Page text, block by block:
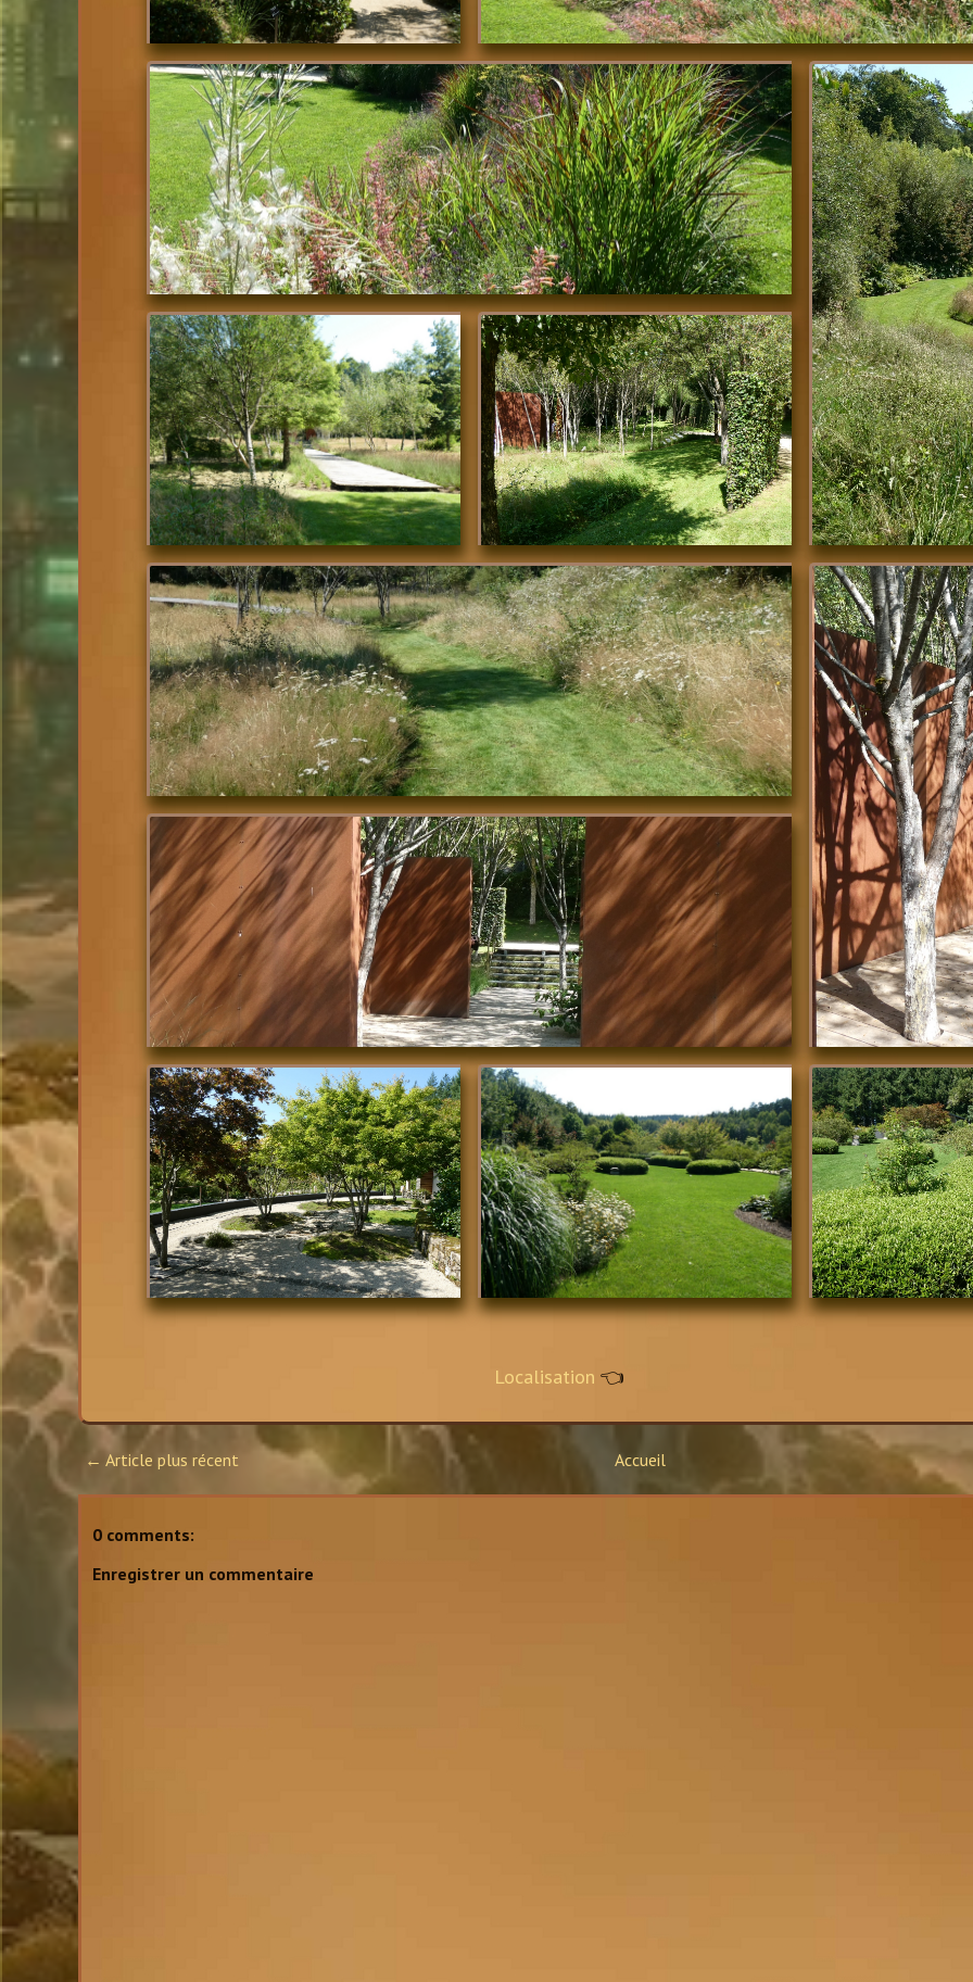
Localisation 👈
← Article plus récent Accueil
0 comments:
Enregistrer un commentaire